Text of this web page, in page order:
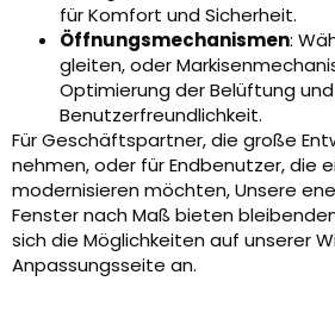
für Komfort und Sicherheit.
Öffnungsmechanismen:
gleiten, oder
Optimierung der Belüftung und
Benutzerfreundlichkeit.
Für Geschäftspartner, die große
nehmen, oder für Endbenutzer, die
modernisieren möchten, Unsere
Fenster nach Maß bieten
sich die Möglichkeiten auf unserer
Anpassungsseite an.